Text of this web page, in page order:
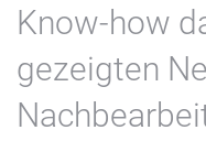
Know-how
gezeigten